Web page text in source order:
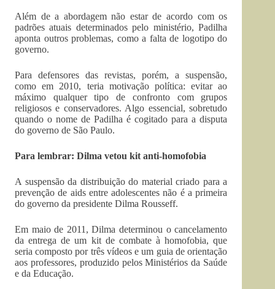
Além de a abordagem não estar de acordo com os
padrões atuais determinados pelo ministério, Padilha
aponta outros problemas, como a falta de logotipo do
governo.
Para defensores das revistas, porém, a suspensão,
como em 2010, teria motivação política: evitar ao
máximo qualquer tipo de confronto com grupos
religiosos e conservadores. Algo essencial, sobretudo
quando o nome de Padilha é cogitado para a disputa
do governo de São Paulo.
Para lembrar: Dilma vetou kit anti-homofobia
A suspensão da distribuição do material criado para a
prevenção de aids entre adolescentes não é a primeira
do governo da presidente Dilma Rousseff.
Em maio de 2011, Dilma determinou o cancelamento
da entrega de um kit de combate à homofobia, que
seria composto por três vídeos e um guia de orientação
aos professores, produzido pelos Ministérios da Saúde
e da Educação.